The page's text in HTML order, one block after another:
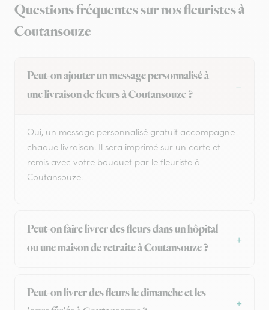
Questions fréquentes sur nos fleuristes à
Coutansouze
Peut-on ajouter un message personnalisé à
une livraison de fleurs à Coutansouze ?
Oui, un message personnalisé gratuit accompagne
chaque livraison. Il sera imprimé sur un carte et
remis avec votre bouquet par le fleuriste à
Coutansouze.
Peut-on faire livrer des fleurs dans un hôpital
ou une maison de retraite à Coutansouze ?
Peut-on livrer des fleurs le dimanche et les